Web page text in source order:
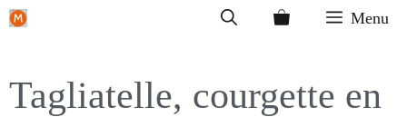
Ga
inhoud
Menu
Tagliatelle, courgette en